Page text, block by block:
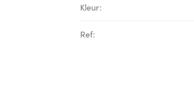
Kleur:
Ref: